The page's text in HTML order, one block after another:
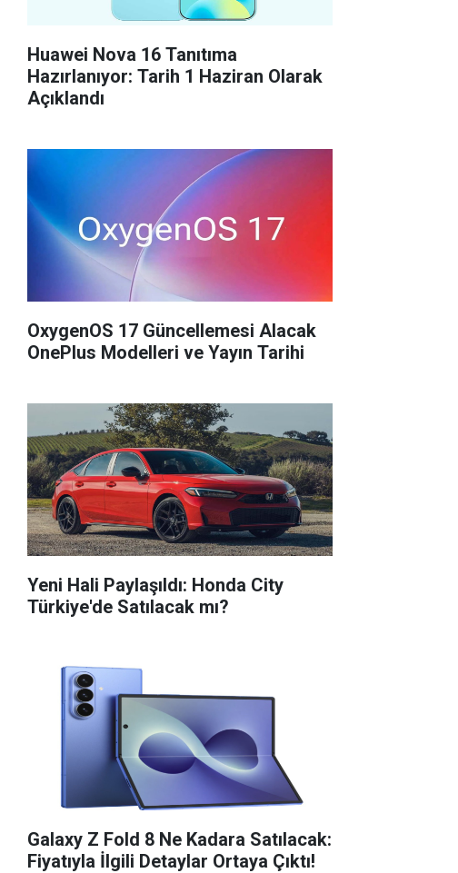
Huawei Nova 16 Tanıtıma
Hazırlanıyor: Tarih 1 Haziran Olarak
Açıklandı
OxygenOS 17 Güncellemesi Alacak
OnePlus Modelleri ve Yayın Tarihi
Yeni Hali Paylaşıldı: Honda City
Türkiye'de Satılacak mı?
Galaxy Z Fold 8 Ne Kadara Satılacak:
Fiyatıyla İlgili Detaylar Ortaya Çıktı!